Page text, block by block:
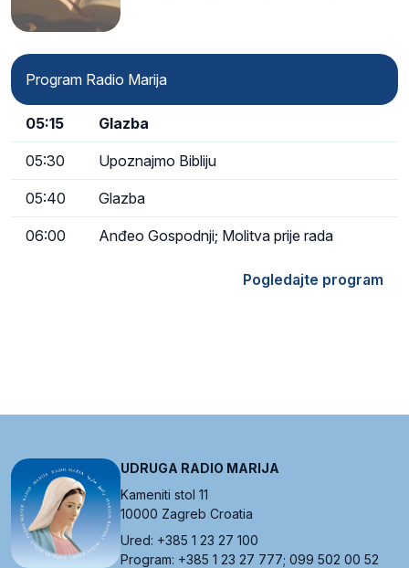
Program Radio Marija
05:15 Glazba
05:30 Upoznajmo Bibliju
05:40 Glazba
06:00 Anđeo Gospodnji; Molitva prije rada
Pogledajte program
UDRUGA RADIO MARIJA
Kameniti stol 11
10000 Zagreb Croatia
Ured: +385 1 23 27 100
Program: +385 1 23 27 777; 099 502 00 52